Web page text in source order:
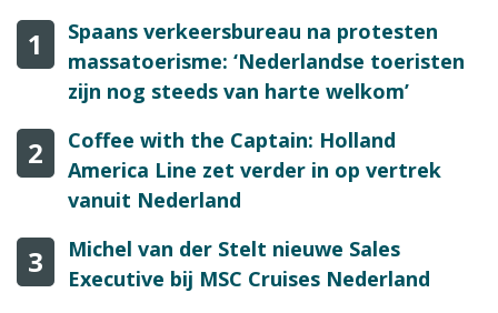
1
Spaans verkeersbureau na protesten
massatoerisme: ‘Nederlandse toeristen
zijn nog steeds van harte welkom’
2
Coffee with the Captain: Holland
America Line zet verder in op vertrek
vanuit Nederland
3
Michel van der Stelt nieuwe Sales
Executive bij MSC Cruises Nederland